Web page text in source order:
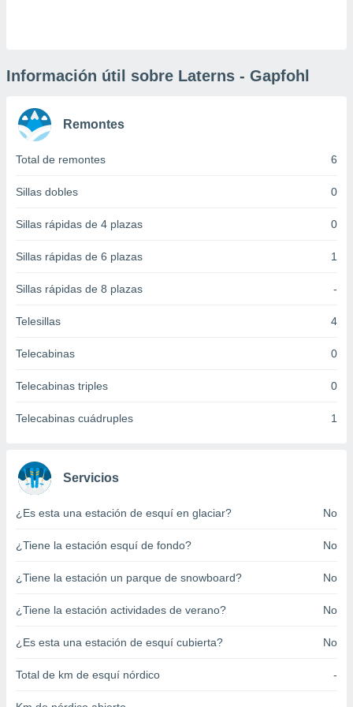
únicos
similares
como
de
en
a lo que
su
en
en
de
o acceder
perfiles
Información útil sobre Laterns - Gapfohl
Remontes
Total de remontes 6
Sillas dobles 0
Sillas rápidas de 4 plazas 0
Sillas rápidas de 6 plazas 1
Sillas rápidas de 8 plazas -
Telesillas 4
Telecabinas 0
Telecabinas triples 0
Telecabinas cuádruples 1
Servicios
¿Es esta una estación de esquí en glaciar? No
¿Tiene la estación esquí de fondo? No
¿Tiene la estación un parque de snowboard? No
¿Tiene la estación actividades de verano? No
¿Es esta una estación de esquí cubierta? No
Total de km de esquí nórdico -